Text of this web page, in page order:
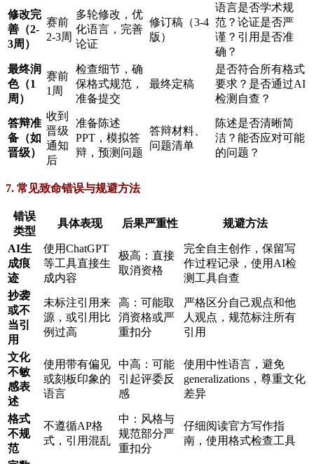
修改完
善（2-
3周）
赛前
2-3周
多轮修改，优
化语言，完善
论证
修订稿（3-4
版）
语言是否学术规
范？论证是否严
谨？引用是否准
确？
最终润
色（1
周）
赛前
1周
检查细节，确
保格式规范，
准备提交
最终定稿
是否符合所有格式
要求？是否通过AI
检测自查？
答辩准
备（如
晋级）
收到
晋级
通知
后
准备陈述
PPT，模拟答
辩，预测问题
答辩材料、
问题清单
陈述是否清晰简
洁？能否应对可能
的问题？
7. 常见致命错误与规避方法
错误
类型
具体表现 后果严重性 规避方法
AI生
成痕
迹
使用ChatGPT
等工具直接生
成内容
极高：直接
取消资格
完全自主创作，保留写
作过程记录，使用AI检
测工具自查
抄袭
或不
当引
用
未标注引用来
源，或引用比
例过高
高：可能取
消资格或严
重扣分
严格区分自己观点和他
人观点，规范标注所有
引用
文化
不敏
感表
述
使用带有偏见
或刻板印象的
语言
中高：可能
引起评委反
感
使用中性语言，避免
generalizations，尊重文化
差异
格式
不规
范
不遵循AP格
式，引用混乱
中：风格与
规范部分严
重扣分
仔细阅读官方写作指
南，使用格式检查工具